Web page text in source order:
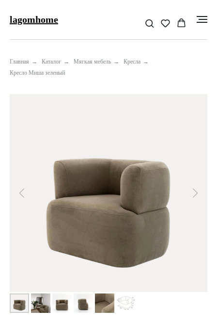
lagomhome
Главная → Каталог → Мягкая мебель → Кресла →
Кресло Миша зеленый